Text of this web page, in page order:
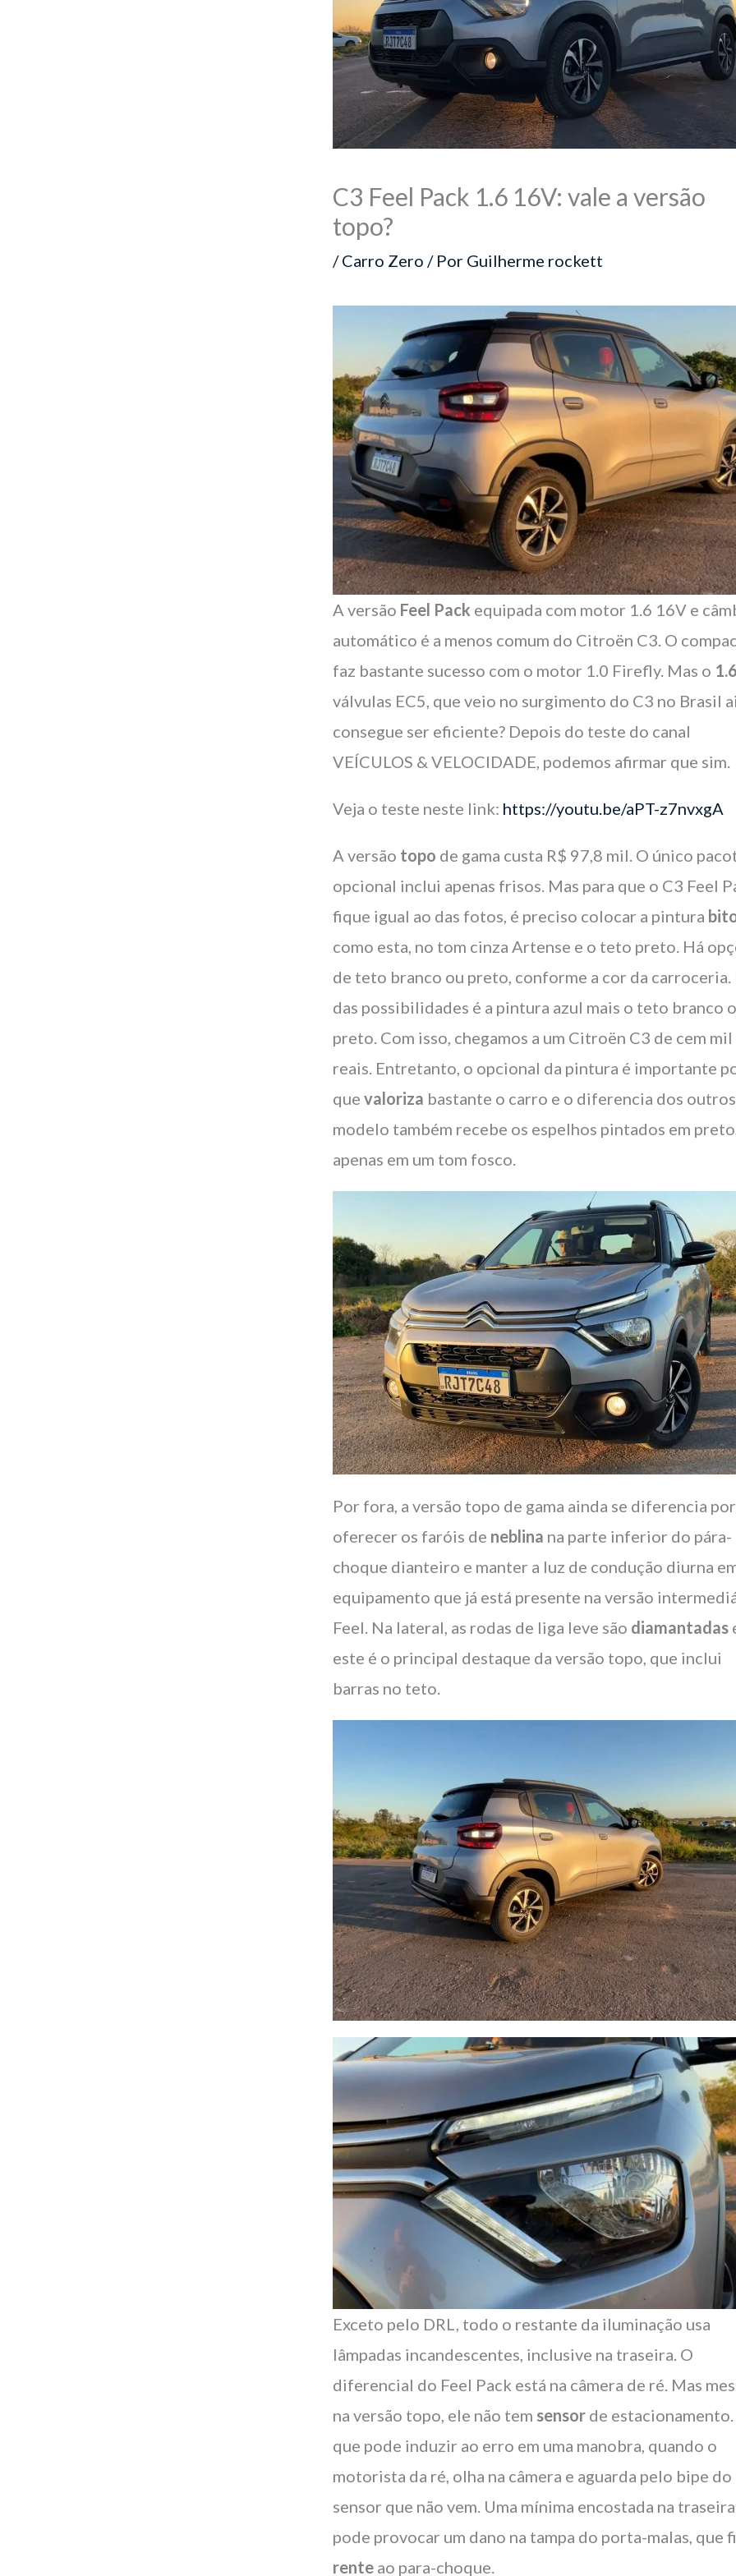
C3 Feel Pack 1.6 16V: vale a versão
topo?
/Carro Zero / Por Guilherme rockett
A versão Feel Pack equipada com motor 1.6 16V e
automático é a menos comum do Citroën C3. O
faz bastante sucesso com o motor 1.0 Firefly. Mas o 1.6
válvulas EC5, que veio no surgimento do C3 no Brasil
consegue ser eficiente? Depois do teste do canal
VEÍCULOS & VELOCIDADE, podemos afirmar que sim.
Veja o teste neste link: https://youtu.be/aPT-z7nvxgA
A versão topo de gama custa R$ 97,8 mil. O único
opcional inclui apenas frisos. Mas para que o C3 Feel
fique igual ao das fotos, é preciso colocar a pintura
como esta, no tom cinza Artense e o teto preto. Há
de teto branco ou preto, conforme a cor da carroceria.
das possibilidades é a pintura azul mais o teto branco
preto. Com isso, chegamos a um Citroën C3 de cem mil
reais. Entretanto, o opcional da pintura é importante
quevaloriza bastante o carro e o diferencia dos
modelo também recebe os espelhos pintados em
apenas em um tom fosco.
Por fora, a versão topo de gama ainda se diferencia por
oferecer os faróis de neblina na parte inferior do pára-
choque dianteiro e manter a luz de condução diurna
equipamento que já está presente na versão
Feel. Na lateral, as rodas de liga leve são diamantadas
este é o principal destaque da versão topo, que inclui
barras no teto.
Exceto pelo DRL, todo o restante da iluminação usa
lâmpadas incandescentes, inclusive na traseira. O
diferencial do Feel Pack está na câmera de ré. Mas
na versão topo, ele não tem sensor de estacionamento.
que pode induzir ao erro em uma manobra, quando o
motorista da ré, olha na câmera e aguarda pelo bipe do
sensor que não vem. Uma mínima encostada na traseira
pode provocar um dano na tampa do porta-malas, que
rente ao para-choque.